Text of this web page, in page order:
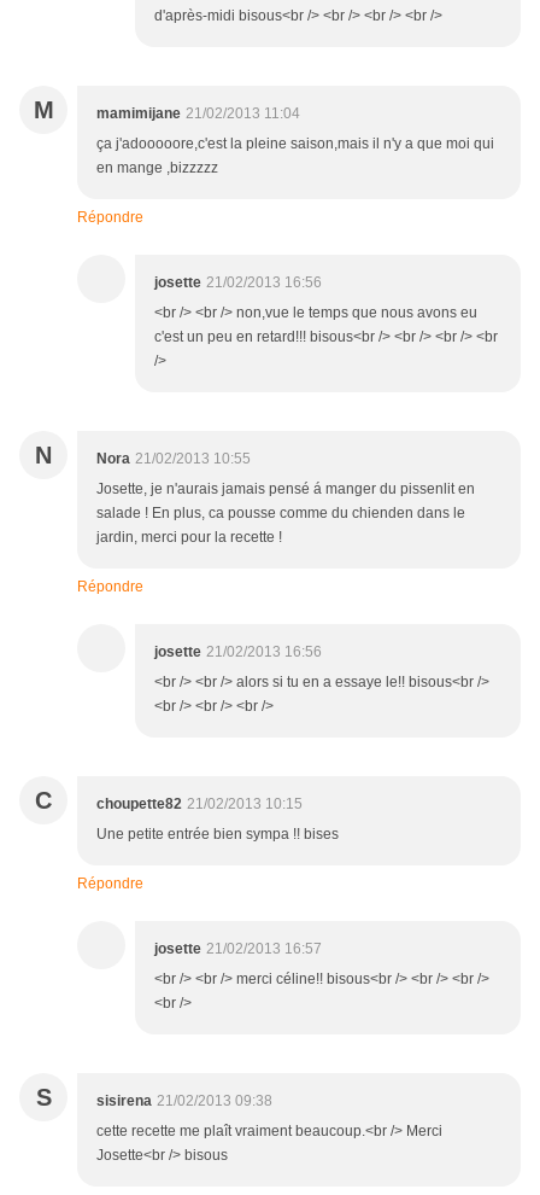
d'après-midi bisous<br /> <br /> <br /> <br />
M mamimijane 21/02/2013 11:04
ça j'adooooore,c'est la pleine saison,mais il n'y a que moi qui
en mange ,bizzzzz
Répondre
josette 21/02/2013 16:56
<br /> <br /> non,vue le temps que nous avons eu
c'est un peu en retard!!! bisous<br /> <br /> <br /> <br
/>
N Nora 21/02/2013 10:55
Josette, je n'aurais jamais pensé á manger du pissenlit en
salade ! En plus, ca pousse comme du chienden dans le
jardin, merci pour la recette !
Répondre
josette 21/02/2013 16:56
<br /> <br /> alors si tu en a essaye le!! bisous<br />
<br /> <br /> <br />
C choupette82 21/02/2013 10:15
Une petite entrée bien sympa !! bises
Répondre
josette 21/02/2013 16:57
<br /> <br /> merci céline!! bisous<br /> <br /> <br />
<br />
S sisirena 21/02/2013 09:38
cette recette me plaît vraiment beaucoup.<br /> Merci
Josette<br /> bisous